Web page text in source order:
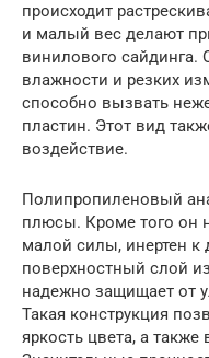
происходит
и малый вес делают
винилового сайдинга.
влажности и резких
способно вызвать
пластин. Этот вид
воздействие.
Полипропиленовый
плюсы. Кроме того он
малой силы, инертен
поверхностный слой
надежно защищает от
Такая конструкция
яркость цвета, а также